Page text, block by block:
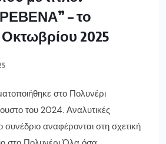
– το
2025
στο Πολυνέρι
του 2024. Αναλυτικές
συνέδριο αναφέρονται στη σχετική